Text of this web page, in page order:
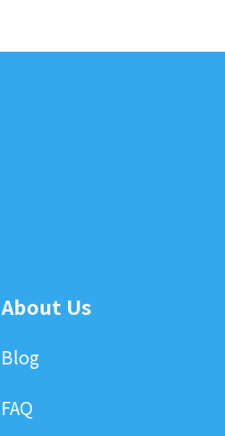
About Us
Blog
FAQ